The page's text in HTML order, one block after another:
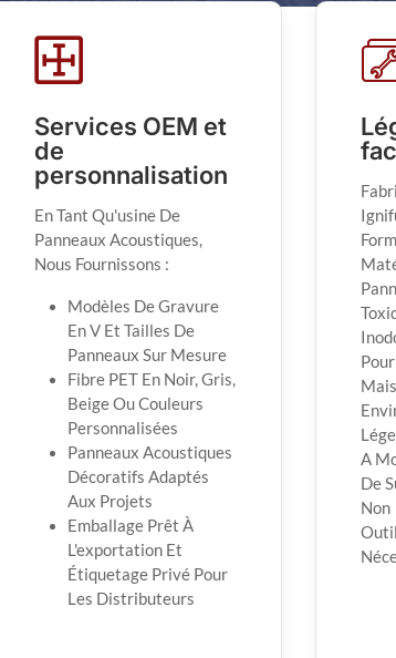
Services OEM et
de
personnalisation
En Tant Qu'usine De
Panneaux Acoustiques,
Nous Fournissons :
Modèles De Gravure
En V Et Tailles De
Panneaux Sur Mesure
Fibre PET En Noir, Gris,
Beige Ou Couleurs
Personnalisées
Panneaux Acoustiques
Décoratifs Adaptés
Aux Projets
Emballage Prêt À
L'exportation Et
Étiquetage Privé Pour
Les Distributeurs
A
De
Non